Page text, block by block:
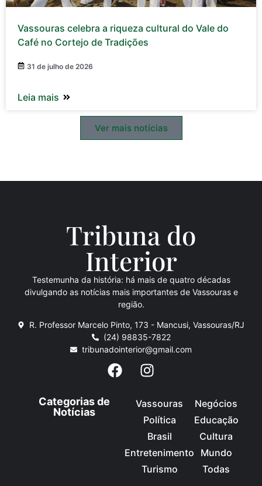
Vassouras celebra a riqueza cultural do Vale do
Café no Cortejo de Tradições
31 de julho de 2026
Leia mais
Ver mais notícias
Tribuna do
Interior
Testemunha da história: há mais de quatro décadas
divulgando as notícias mais importantes de Vassouras e
região.
R. Professor Marcelo Pinto, 173 - Mancusi, Vassouras/RJ
(24) 98835-7822
tribunadointerior@gmail.com
Categorias de
Notícias
Vassouras
Política
Brasil
Entretenimento
Turismo
Negócios
Educação
Cultura
Mundo
Todas